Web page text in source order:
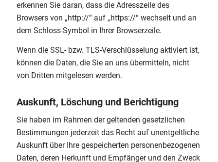
erkennen Sie daran, dass die Adresszeile des
Browsers von „http://“ auf „https://“ wechselt und an
dem Schloss-Symbol in Ihrer Browserzeile.
Wenn die SSL- bzw. TLS-Verschlüsselung aktiviert ist,
können die Daten, die Sie an uns übermitteln, nicht
von Dritten mitgelesen werden.
Auskunft, Löschung und Berichtigung
Sie haben im Rahmen der geltenden gesetzlichen
Bestimmungen jederzeit das Recht auf unentgeltliche
Auskunft über Ihre gespeicherten personenbezogenen
Daten, deren Herkunft und Empfänger und den Zweck